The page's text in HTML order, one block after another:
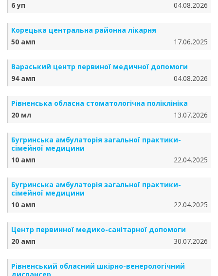
6 уп
04.08.2026
Корецька центральна районна лікарня
50 амп
17.06.2025
Вараський центр первиної медичної допомоги
94 амп
04.08.2026
Рівненська обласна стоматологічна поліклініка
20 мл
13.07.2026
Бугринська амбулаторія загальної практики-
сімейної медицини
10 амп
22.04.2025
Бугринська амбулаторія загальної практики-
сімейної медицини
10 амп
22.04.2025
Центр первинної медико-санітарної допомоги
20 амп
30.07.2026
Рівненський обласний шкірно-венерологічний